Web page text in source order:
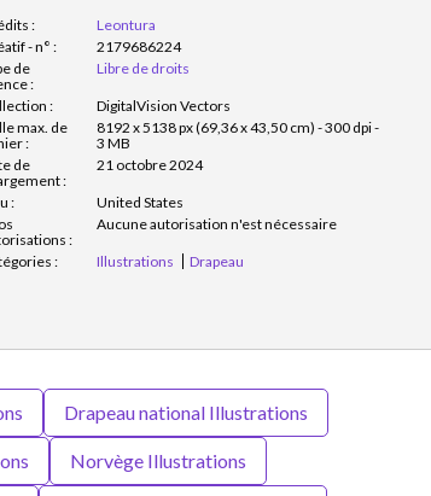
:
Leontura
- n° :
2179686224
de
:
Libre de droits
:
DigitalVision Vectors
max. de
:
8192 x 5138 px (69,36 x 43,50 cm) - 300 dpi -
3 MB
de
:
21 octobre 2024
:
United States
:
Aucune autorisation n'est nécessaire
: Illustrations Drapeau
Drapeau national Illustrations
Norvège Illustrations